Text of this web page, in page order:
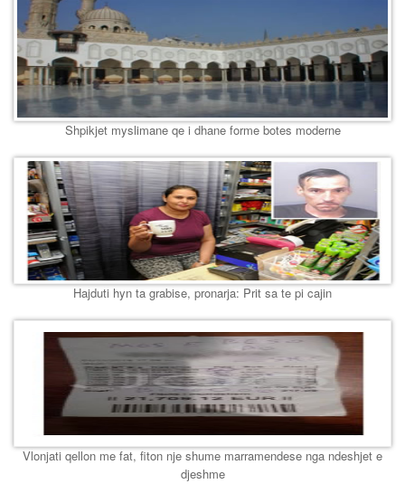
Shpikjet myslimane qe i dhane forme botes moderne
Hajduti hyn ta grabise, pronarja: Prit sa te pi cajin
Vlonjati qellon me fat, fiton nje shume marramendese nga ndeshjet e
djeshme